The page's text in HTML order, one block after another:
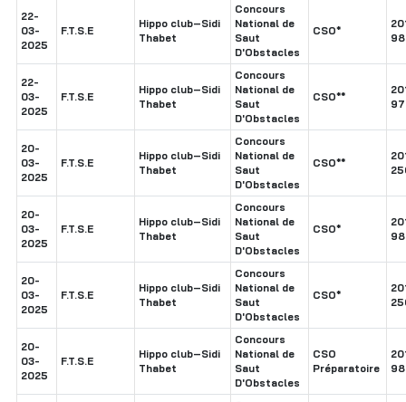
22-
03-
2025
F.T.S.E
Hippo club–Sidi
Thabet
Concours
National de
Saut
D'Obstacles
CSO*
22-
03-
2025
F.T.S.E
Hippo club–Sidi
Thabet
Concours
National de
Saut
D'Obstacles
CSO**
20-
03-
2025
F.T.S.E
Hippo club–Sidi
Thabet
Concours
National de
Saut
D'Obstacles
CSO**
20-
03-
2025
F.T.S.E
Hippo club–Sidi
Thabet
Concours
National de
Saut
D'Obstacles
CSO*
20-
03-
2025
F.T.S.E
Hippo club–Sidi
Thabet
Concours
National de
Saut
D'Obstacles
CSO*
20-
03-
2025
F.T.S.E
Hippo club–Sidi
Thabet
Concours
National de
Saut
D'Obstacles
CSO
Préparatoire